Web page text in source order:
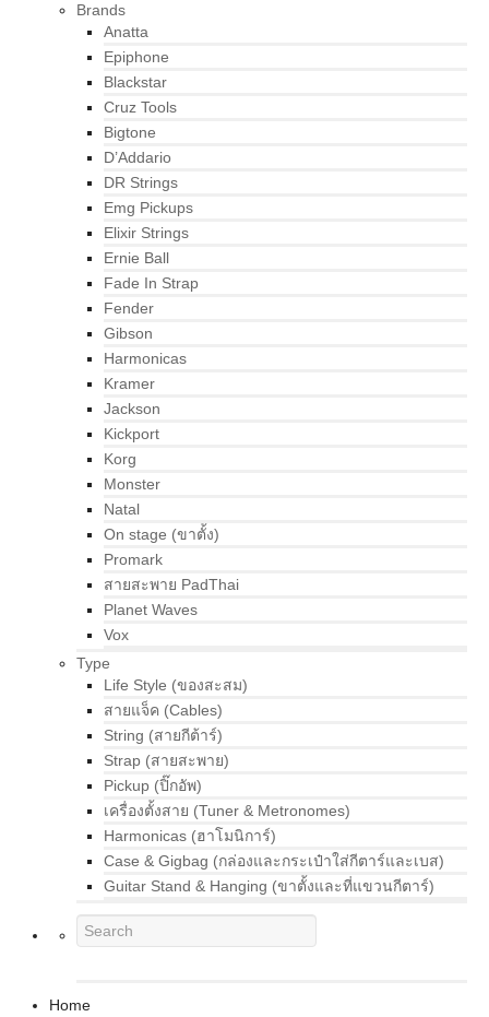
Brands
Anatta
Epiphone
Blackstar
Cruz Tools
Bigtone
D’Addario
DR Strings
Emg Pickups
Elixir Strings
Ernie Ball
Fade In Strap
Fender
Gibson
Harmonicas
Kramer
Jackson
Kickport
Korg
Monster
Natal
On stage (ขาตั้ง)
Promark
สายสะพาย PadThai
Planet Waves
Vox
Type
Life Style (ของสะสม)
สายแจ็ค (Cables)
String (สายกีต้าร์)
Strap (สายสะพาย)
Pickup (ปิ๊กอัพ)
เครื่องตั้งสาย (Tuner & Metronomes)
Harmonicas (ฮาโมนิการ์)
Case & Gigbag (กล่องและกระเป๋าใส่กีตาร์และเบส)
Guitar Stand & Hanging (ขาตั้งและที่แขวนกีตาร์)
Home